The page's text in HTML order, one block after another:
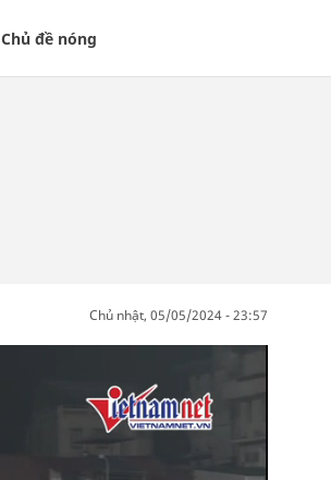
Chủ đề nóng
chủ nhật, 05/05/2024 - 23:57